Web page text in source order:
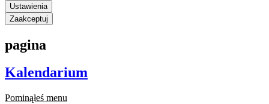
Ustawienia
Zaakceptuj
pagina
Kalendarium
Pominąłeś menu